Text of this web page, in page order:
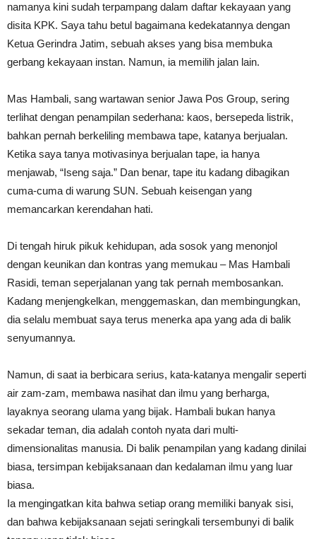
namanya kini sudah terpampang dalam daftar kekayaan yang
disita KPK. Saya tahu betul bagaimana kedekatannya dengan
Ketua Gerindra Jatim, sebuah akses yang bisa membuka
gerbang kekayaan instan. Namun, ia memilih jalan lain.
Mas Hambali, sang wartawan senior Jawa Pos Group, sering
terlihat dengan penampilan sederhana: kaos, bersepeda listrik,
bahkan pernah berkeliling membawa tape, katanya berjualan.
Ketika saya tanya motivasinya berjualan tape, ia hanya
menjawab, “Iseng saja.” Dan benar, tape itu kadang dibagikan
cuma-cuma di warung SUN. Sebuah keisengan yang
memancarkan kerendahan hati.
Di tengah hiruk pikuk kehidupan, ada sosok yang menonjol
dengan keunikan dan kontras yang memukau – Mas Hambali
Rasidi, teman seperjalanan yang tak pernah membosankan.
Kadang menjengkelkan, menggemaskan, dan membingungkan,
dia selalu membuat saya terus menerka apa yang ada di balik
senyumannya.
Namun, di saat ia berbicara serius, kata-katanya mengalir seperti
air zam-zam, membawa nasihat dan ilmu yang berharga,
layaknya seorang ulama yang bijak. Hambali bukan hanya
sekadar teman, dia adalah contoh nyata dari multi-
dimensionalitas manusia. Di balik penampilan yang kadang dinilai
biasa, tersimpan kebijaksanaan dan kedalaman ilmu yang luar
biasa.
Ia mengingatkan kita bahwa setiap orang memiliki banyak sisi,
dan bahwa kebijaksanaan sejati seringkali tersembunyi di balik